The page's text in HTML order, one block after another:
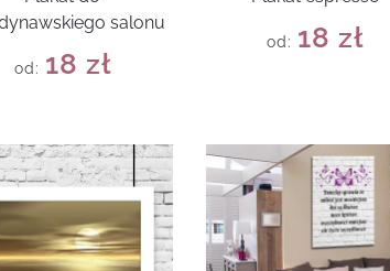
salonu
od: 18 zł
od: 18zł